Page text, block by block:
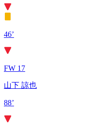
46’
FW 17
山下 諒也
88’